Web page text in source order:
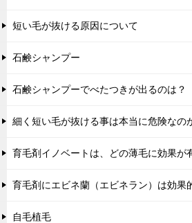
短い毛が抜ける原因について
石鹸シャンプー
石鹸シャンプーでべたつきが出るのは？
細く短い毛が抜ける事は本当に危険なの
育毛剤イノベートは、どの薄毛に効果が
育毛剤にエビネ蘭（エビネラン）は効果
自毛植毛